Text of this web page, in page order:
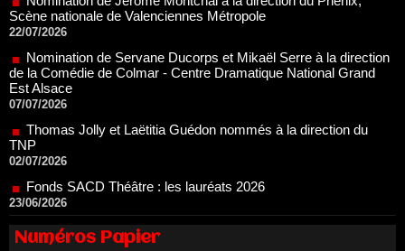
Nomination de Servane Ducorps et Mikaël Serre à la direction
de la Comédie de Colmar - Centre Dramatique National Grand
Est Alsace
07/07/2026
Thomas Jolly et Laëtitia Guédon nommés à la direction du
TNP
02/07/2026
Fonds SACD Théâtre : les lauréats 2026
23/06/2026
Dispositif ARTCENA Écrire pour le cirque, les lauréats 2026 !
20/06/2026
Le palmarès des prix SACD 2026
18/06/2026
Numéros Papier